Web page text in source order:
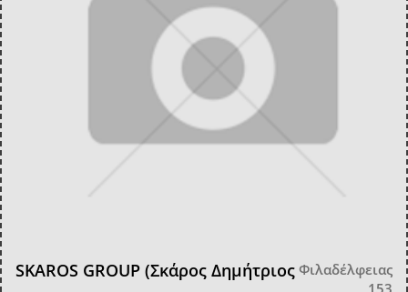
SKAROS GROUP (Σκάρος Δημήτριος Φιλαδέλφειας